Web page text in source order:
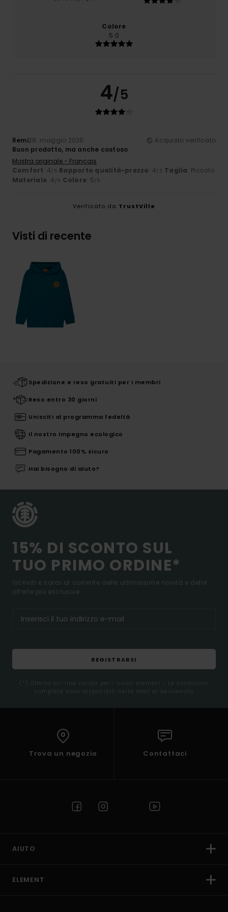
Colore
5.0
4/5
Remi28. maggio 2026
Acquisto verificato
Buon prodotto, ma anche costoso
Mostra originale - Français
Comfort: 4/5 Rapporto qualità-prezzo: 4/5 Taglia: Piccolo
Materiale: 4/5 Colore: 5/5
Verificato da TrustVille
Visti di recente
Spedizione e reso gratuiti per i membri
Reso entro 30 giorni
Unisciti al programma fedeltà
Il nostro impegno ecologico
Pagamento 100% sicuro
Hai bisogno di aiuto?
15% DI SCONTO SUL
TUO PRIMO ORDINE*
Iscriviti e sarai al corrente delle ultimissime novità e delle
offerte più esclusive.
REGISTRARSI
(*) Offerta on-line valida per i nuovi membri - Le condizioni
complete sono disponibili nella mail di benvenuto
Trova un negozio Contattaci
AIUTO
ELEMENT